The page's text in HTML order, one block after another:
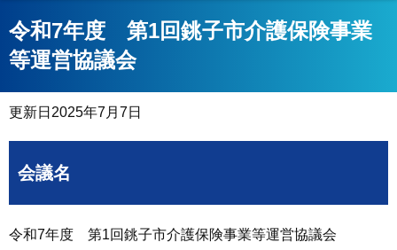
令和7年度 第1回銚子市介護保険事業
等運営協議会
更新日 2025年7月7日
会議名
令和7年度 第1回銚子市介護保険事業等運営協議会